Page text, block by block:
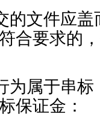
的文件应
合要求的
为属于串
保证金：